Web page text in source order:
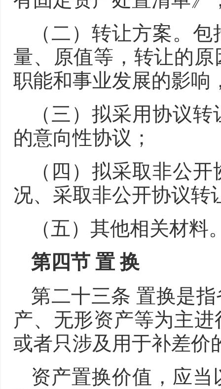
（二）转让方案。
量、原值等，转让的
职能和事业发展的影响
（三）拟采用协议
的意向性协议；
（四）拟采取非公
况、采取非公开协议转
（五）其他相关材料
第四节 置 换
第二十三条 置换是
产、无形资产等为主
或者只涉及用于补差价
资产置换价值，应